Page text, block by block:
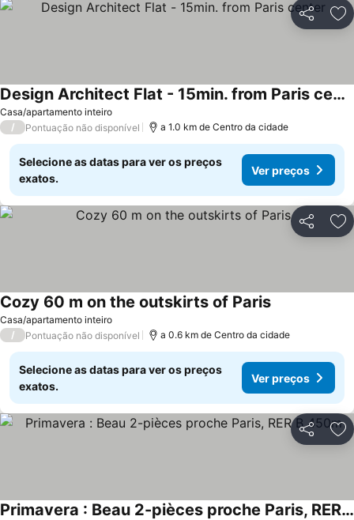
Partilhar
Casa/apartamento inteiro
Design Architect Flat - 15min. from Paris center
/ Pontuação não disponível a 1.0 km de Centro da cidade
Selecione as datas para ver os preços
exatos.
Ver preços
Partilhar
Casa/apartamento inteiro
Cozy 60 m on the outskirts of Paris
/ Pontuação não disponível a 0.6 km de Centro da cidade
Selecione as datas para ver os preços
exatos.
Ver preços
Partilhar
Primavera : Beau 2-pièces proche Paris, RER B 450m